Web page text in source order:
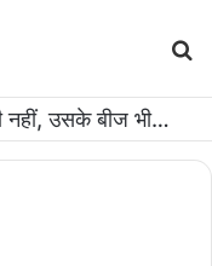
Healthy Eating: सिर्फ लौकी ही नहीं, उसके बीज भी हैं काम के! फायदे मिलेंगे कमाल के!